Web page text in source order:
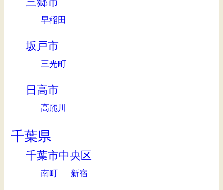
早稲田
坂戸市
三光町
日高市
高麗川
千葉県
千葉市中央区
南町 新宿